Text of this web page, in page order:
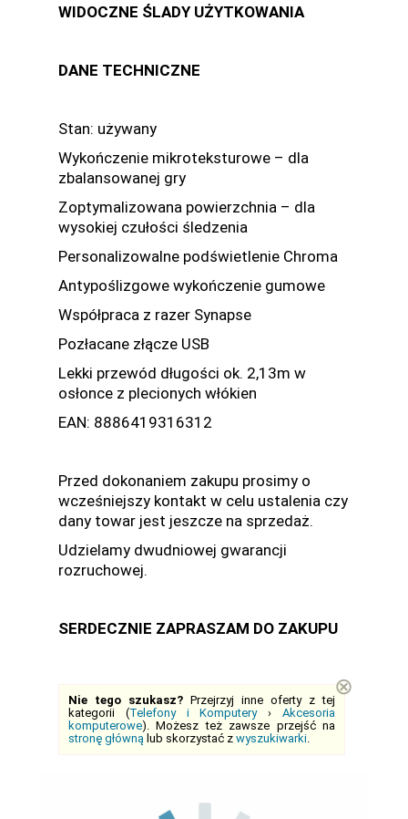
WIDOCZNE ŚLADY UŻYTKOWANIA
DANE TECHNICZNE
Stan: używany
Wykończenie mikroteksturowe – dla
zbalansowanej gry
Zoptymalizowana powierzchnia – dla
wysokiej czułości śledzenia
Personalizowalne podświetlenie Chroma
Antypoślizgowe wykończenie gumowe
Współpraca z razer Synapse
Pozłacane złącze USB
Lekki przewód długości ok. 2,13m w
osłonce z plecionych włókien
EAN: 8886419316312
Przed dokonaniem zakupu prosimy o
wcześniejszy kontakt w celu ustalenia czy
dany towar jest jeszcze na sprzedaż.
Udzielamy dwudniowej gwarancji
rozruchowej.
SERDECZNIE ZAPRASZAM DO ZAKUPU
Nie tego szukasz? Przejrzyj inne oferty z tej
kategorii (Telefony i Komputery›Akcesoria
komputerowe). Możesz też zawsze przejść na
stronę główną lub skorzystać z wyszukiwarki.
⊗